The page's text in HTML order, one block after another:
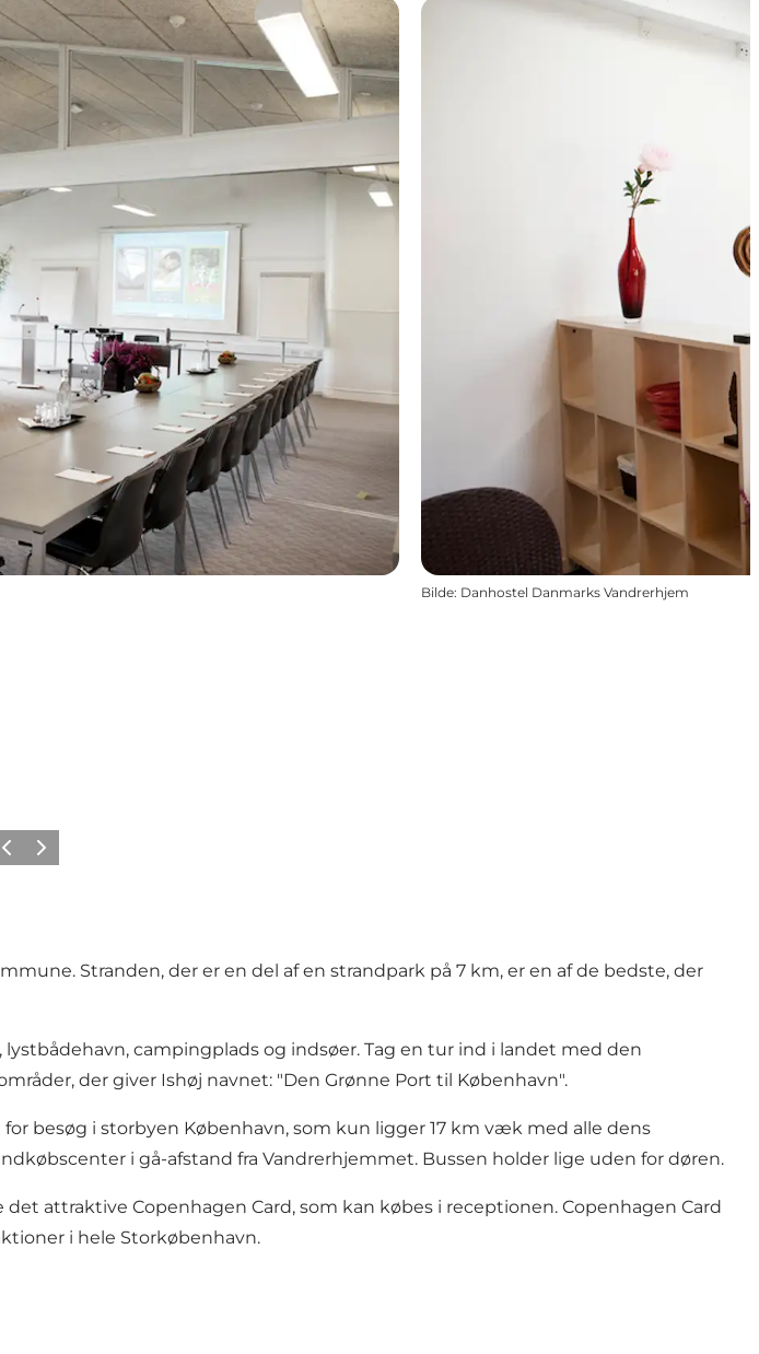
Bilde: Danhostel Danmarks Vandrerhjem
ForrigeNeste
Stranden, der er en del af en strandpark på 7 km, er en af de bedste, der
campingplads og indsøer. Tag en tur ind i landet med den
der giver Ishøj navnet: "Den Grønne Port til København".
besøg i storbyen København, som kun ligger 17 km væk med alle dens
i gå-afstand fra Vandrerhjemmet. Bussen holder lige uden for døren.
attraktive Copenhagen Card, som kan købes i receptionen. Copenhagen Card
i hele Storkøbenhavn.